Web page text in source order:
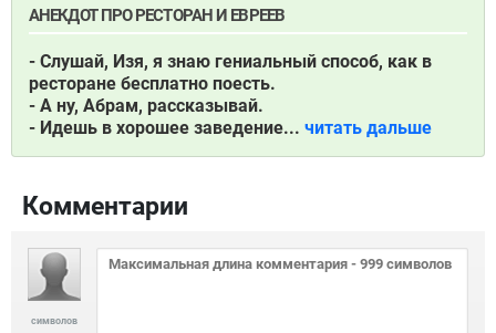
АНЕКДОТ ПРО РЕСТОРАН И ЕВРЕЕВ
- Слушай, Изя, я знаю гениальный способ, как в
ресторане бесплатно поесть.
- А ну, Абрам, рассказывай.
- Идешь в хорошее заведение... читать дальше
Комментарии
символов